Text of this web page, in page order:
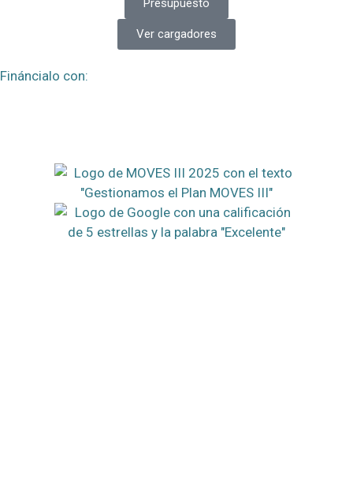
Presupuesto
Ver cargadores
Fináncialo con: